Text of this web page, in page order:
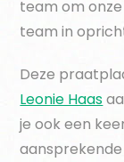
team om
team in
Deze
Leonie Haas
je ook een